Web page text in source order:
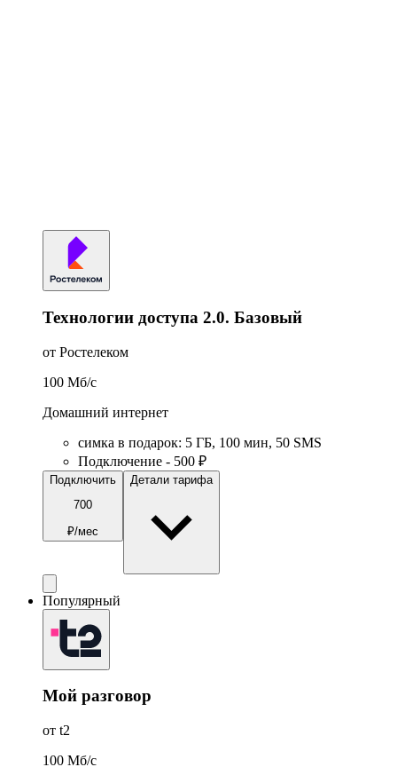
Технологии доступа 2.0. Базовый
от Ростелеком
100 Мб/c
Домашний интернет
симка в подарок: 5 ГБ, 100 мин, 50 SMS
Подключение - 500 ₽
Подключить
700
₽/мес
Детали тарифа
Популярный
Мой разговор
от t2
100 Мб/c